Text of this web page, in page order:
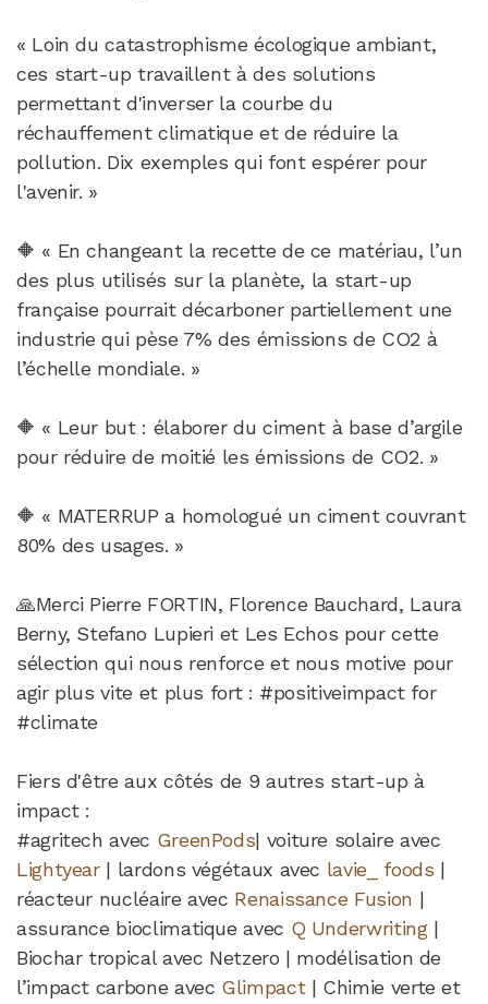
« Loin du catastrophisme écologique ambiant,
ces start-up travaillent à des solutions
permettant d'inverser la courbe du
réchauffement climatique et de réduire la
pollution. Dix exemples qui font espérer pour
l'avenir. »
🔶 « En changeant la recette de ce matériau, l’un
des plus utilisés sur la planète, la start-up
française pourrait décarboner partiellement une
industrie qui pèse 7% des émissions de CO2 à
l’échelle mondiale. »
🔶 « Leur but : élaborer du ciment à base d’argile
pour réduire de moitié les émissions de CO2. »
🔶 « MATERRUP a homologué un ciment couvrant
80% des usages. »
🙏Merci Pierre FORTIN, Florence Bauchard, Laura
Berny, Stefano Lupieri et Les Echos pour cette
sélection qui nous renforce et nous motive pour
agir plus vite et plus fort : #positiveimpact for
#climate
Fiers d'être aux côtés de 9 autres start-up à
impact :
#agritech avec GreenPods| voiture solaire avec
Lightyear | lardons végétaux avec lavie_ foods |
réacteur nucléaire avec Renaissance Fusion |
assurance bioclimatique avec Q Underwriting|
Biochar tropical avec Netzero | modélisation de
l’impact carbone avec Glimpact| Chimie verte et